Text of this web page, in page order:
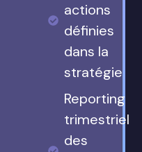
actions
définies
dans la
stratégie
Reporting
trimestriel
des